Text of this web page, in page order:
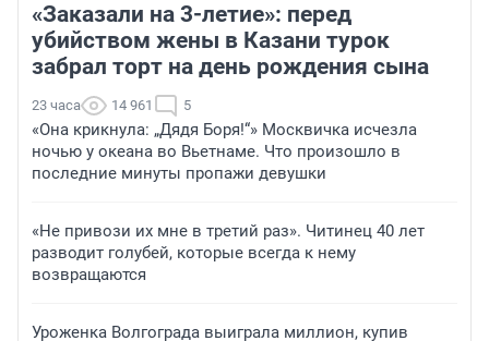
«Заказали на 3-летие»: перед
убийством жены в Казани турок
забрал торт на день рождения сына
23 часа 14 961 5
«Она крикнула: „Дядя Боря!“» Москвичка исчезла
ночью у океана во Вьетнаме. Что произошло в
последние минуты пропажи девушки
«Не привози их мне в третий раз». Читинец 40 лет
разводит голубей, которые всегда к нему
возвращаются
Уроженка Волгограда выиграла миллион, купив